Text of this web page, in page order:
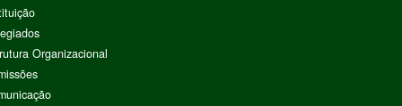
Organizacional